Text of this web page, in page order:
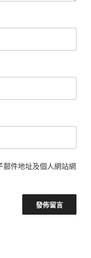
郵件地址及個人網站網